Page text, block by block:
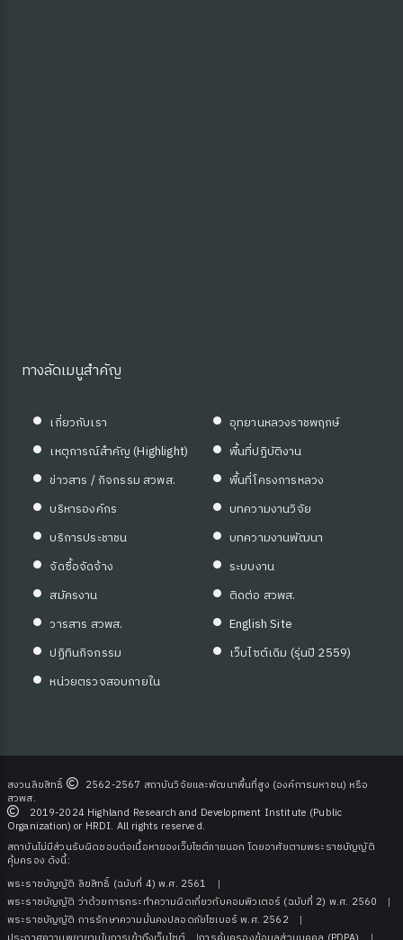
ทางลัดเมนูสำคัญ
เกี่ยวกับเรา
เหตุการณ์สำคัญ (Highlight)
ข่าวสาร / กิจกรรม สวพส.
บริหารองค์กร
บริการประชาชน
จัดซื้อจัดจ้าง
สมัครงาน
วารสาร สวพส.
ปฏิทินกิจกรรม
หน่วยตรวจสอบภายใน
อุทยานหลวงราชพฤกษ์
พื้นที่ปฏิบัติงาน
พื้นที่โครงการหลวง
บทความงานวิจัย
บทความงานพัฒนา
ระบบงาน
ติดต่อ สวพส.
English Site
เว็บไซต์เดิม (รุ่นปี 2559)
สงวนลิขสิทธิ์
2562-2567 สถาบันวิจัยและพัฒนาพื้นที่สูง (องค์การมหาชน) หรือ
สวพส.
2019-2024 Highland Research and Development Institute (Public
Organization) or HRDI. All rights reserved.
สถาบันไม่มีส่วนรับผิดชอบต่อเนื้อหาของเว็บไซต์ภายนอก โดยอาศัยตามพระราชบัญญัติ
คุ้มครอง ดังนี้:
พระราชบัญญัติ ลิขสิทธิ์ (ฉบับที่ 4) พ.ศ. 2561
พระราชบัญญัติ ว่าด้วยการกระทําความผิดเกี่ยวกับคอมพิวเตอร์ (ฉบับที่ 2) พ.ศ. 2560
พระราชบัญญัติ การรักษาความมั่นคงปลอดภัยไซเบอร์ พ.ศ. 2562